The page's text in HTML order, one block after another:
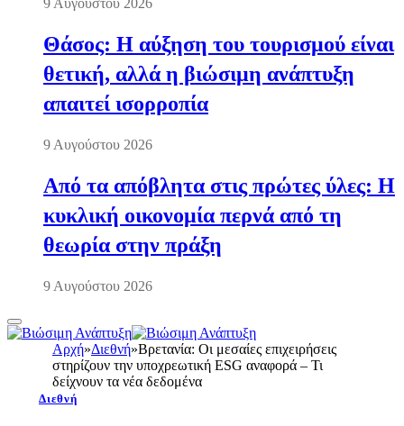
9 Αυγούστου 2026
Θάσος: Η αύξηση του τουρισμού είναι
θετική, αλλά η βιώσιμη ανάπτυξη
απαιτεί ισορροπία
9 Αυγούστου 2026
Από τα απόβλητα στις πρώτες ύλες: Η
κυκλική οικονομία περνά από τη
θεωρία στην πράξη
9 Αυγούστου 2026
Αρχή»Διεθνή»Βρετανία: Οι μεσαίες επιχειρήσεις
στηρίζουν την υποχρεωτική ESG αναφορά – Τι
δείχνουν τα νέα δεδομένα
Διεθνή